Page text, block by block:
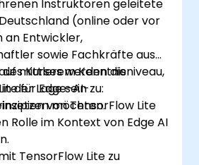
Instruktoren geleitete
(online oder vor
Entwickler,
sowie Fachkräfte aus
mittlerem Kenntnisniveau,
für Edge-AI-
möchten.
Kurses werden die
der Lage sein zu:
von TensorFlow Lite
Rolle im Kontext von Edge AI
TensorFlow Lite zu